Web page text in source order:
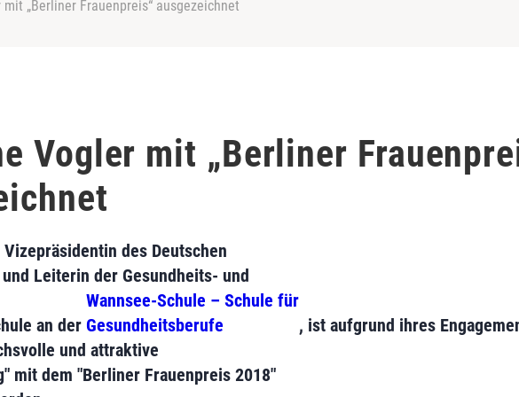
„Berliner Frauenpreis“ ausgezeichnet
Vogler mit „Berliner
des Deutschen
Leiterin der Gesundheits- und
an der
Wannsee-Schule – Schule für
Gesundheitsberufe
, ist aufgrund ihres
und attraktive
mit dem "Berliner Frauenpreis 2018"